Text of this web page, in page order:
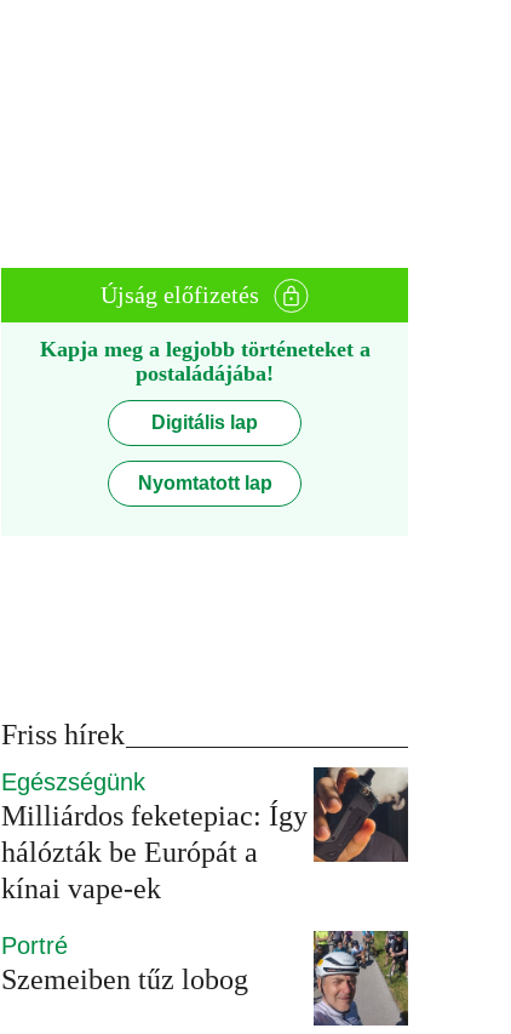
Újság előfizetés
Kapja meg a legjobb történeteket a
postaládájába!
Digitális lap
Nyomtatott lap
Friss hírek
Egészségünk
Milliárdos feketepiac: Így
hálózták be Európát a
kínai vape-ek
Portré
Szemeiben tűz lobog